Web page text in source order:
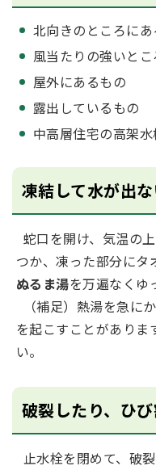
北向きのところに
風当たりの強いと
屋外にあるもの
露出しているもの
中高層住宅の高架
凍結して水が出
蛇口を開け、気温の
つか、凍った部分にタ
ぬるま湯を万遍なくゆ
（補足）熱湯を急に
を起こすことがありま
い。
破裂したり、ひ
止水栓を閉めて、破